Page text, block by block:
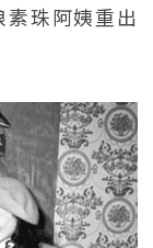
珠阿姨重出